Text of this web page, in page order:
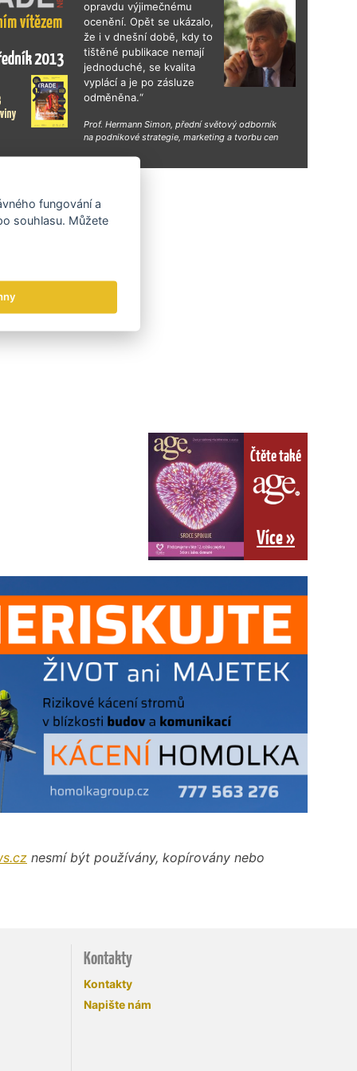
opravdu výjimečnému
ocenění. Opět se ukázalo,
že i v dnešní době, kdy to
tištěné publikace nemají
jednoduché, se kvalita
vyplácí a je po zásluze
odměněna.“
Prof. Hermann Simon, přední světový odborník
na podnikové strategie, marketing a tvorbu cen
Čtěte také
Více »
nesmí být používány, kopírovány nebo
Kontakty
Kontakty
Napište nám
fungování a
souhlasu. Můžete